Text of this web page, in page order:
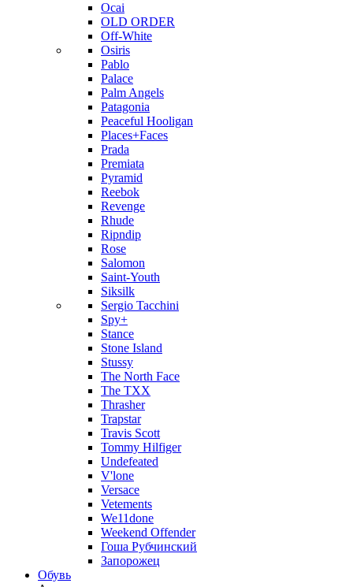
Ocai
OLD ORDER
Off-White
Osiris
Pablo
Palace
Palm Angels
Patagonia
Peaceful Hooligan
Places+Faces
Prada
Premiata
Pyramid
Reebok
Revenge
Rhude
Ripndip
Rose
Salomon
Saint-Youth
Siksilk
Sergio Tacchini
Spy+
Stance
Stone Island
Stussy
The North Face
The TXX
Thrasher
Trapstar
Travis Scott
Tommy Hilfiger
Undefeated
V'lone
Versace
Vetements
We11done
Weekend Offender
Гоша Рубчинский
Запорожец
Обувь